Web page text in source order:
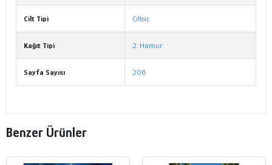
Cilt Tipi Ciltsiz
Kağıt Tipi 2. Hamur
Sayfa Sayısı 206
Benzer Ürünler